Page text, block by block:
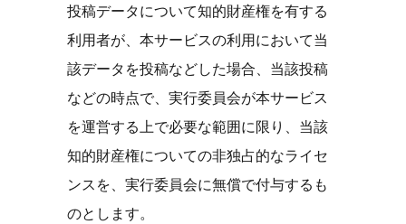
投稿データについて知的財産権を有する
利用者が、本サービスの利用において当
該データを投稿などした場合、当該投稿
などの時点で、実行委員会が本サービス
を運営する上で必要な範囲に限り、当該
知的財産権についての非独占的なライセ
ンスを、実行委員会に無償で付与するも
のとします。